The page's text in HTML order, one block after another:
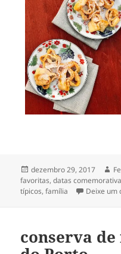
Publicado
em
dezembro 29, 2017
favoritas,datas
típicos,família Deixe um
conserva